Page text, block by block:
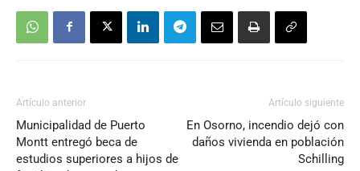
Artículo anterior
Municipalidad de Puerto
Montt entregó beca de
estudios superiores a hijos de
Artículo siguiente
En Osorno, incendio dejó con
daños vivienda en población
Schilling